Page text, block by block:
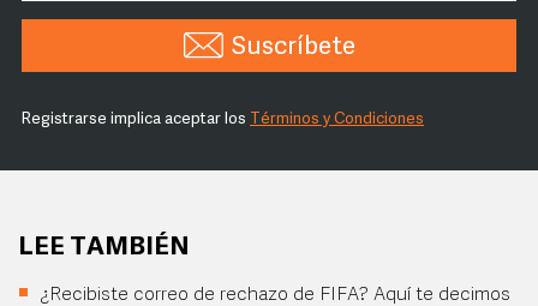
Suscríbete
Registrarse implica aceptar los Términos y Condiciones
LEE TAMBIÉN
¿Recibiste correo de rechazo de FIFA? Aquí te decimos